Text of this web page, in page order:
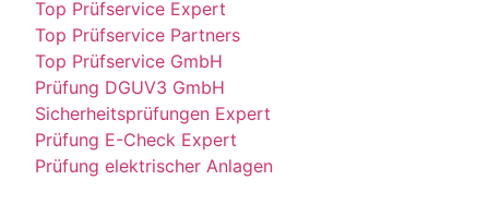
Top Prüfservice Expert
Top Prüfservice Partners
Top Prüfservice GmbH
Prüfung DGUV3 GmbH
Sicherheitsprüfungen Expert
Prüfung E-Check Expert
Prüfung elektrischer Anlagen